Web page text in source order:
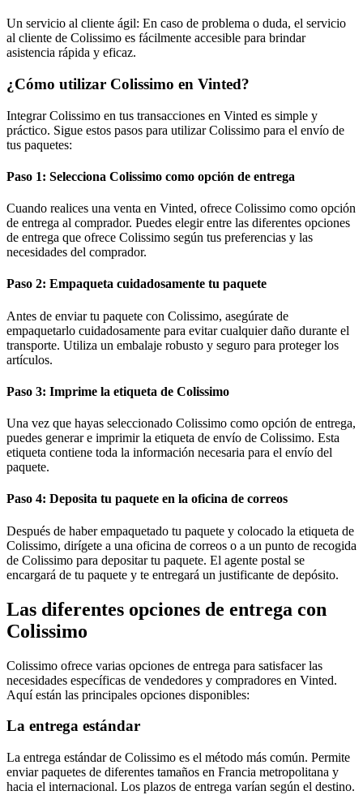
Un servicio al cliente ágil: En caso de problema o duda, el servicio
al cliente de Colissimo es fácilmente accesible para brindar
asistencia rápida y eficaz.
¿Cómo utilizar Colissimo en Vinted?
Integrar Colissimo en tus transacciones en Vinted es simple y
práctico. Sigue estos pasos para utilizar Colissimo para el envío de
tus paquetes:
Paso 1: Selecciona Colissimo como opción de entrega
Cuando realices una venta en Vinted, ofrece Colissimo como opción
de entrega al comprador. Puedes elegir entre las diferentes opciones
de entrega que ofrece Colissimo según tus preferencias y las
necesidades del comprador.
Paso 2: Empaqueta cuidadosamente tu paquete
Antes de enviar tu paquete con Colissimo, asegúrate de
empaquetarlo cuidadosamente para evitar cualquier daño durante el
transporte. Utiliza un embalaje robusto y seguro para proteger los
artículos.
Paso 3: Imprime la etiqueta de Colissimo
Una vez que hayas seleccionado Colissimo como opción de entrega,
puedes generar e imprimir la etiqueta de envío de Colissimo. Esta
etiqueta contiene toda la información necesaria para el envío del
paquete.
Paso 4: Deposita tu paquete en la oficina de correos
Después de haber empaquetado tu paquete y colocado la etiqueta de
Colissimo, dirígete a una oficina de correos o a un punto de recogida
de Colissimo para depositar tu paquete. El agente postal se
encargará de tu paquete y te entregará un justificante de depósito.
Las diferentes opciones de entrega con
Colissimo
Colissimo ofrece varias opciones de entrega para satisfacer las
necesidades específicas de vendedores y compradores en Vinted.
Aquí están las principales opciones disponibles:
La entrega estándar
La entrega estándar de Colissimo es el método más común. Permite
enviar paquetes de diferentes tamaños en Francia metropolitana y
hacia el internacional. Los plazos de entrega varían según el destino.